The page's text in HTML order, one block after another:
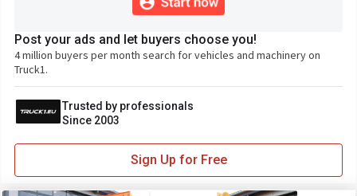
Post your ads and let buyers choose you!
4 million buyers per month search for vehicles and machinery on
Truck1.
Trusted by professionals
Since 2003
Sign Up for Free